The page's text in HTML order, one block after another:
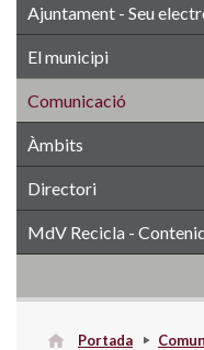
Ajuntament - Seu
El municipi
Comunicació
Àmbits
Directori
MdV Recicla -
Portada